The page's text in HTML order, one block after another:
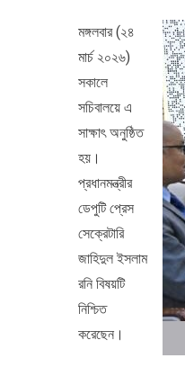
মঙ্গলবার (২৪
মার্চ ২০২৬)
সকালে
সচিবালয়ে এ
সাক্ষাৎ অনুষ্ঠিত
হয়।
প্রধানমন্ত্রীর
ডেপুটি প্রেস
সেক্রেটারি
জাহিদুল ইসলাম
রনি বিষয়টি
নিশ্চিত
করেছেন।